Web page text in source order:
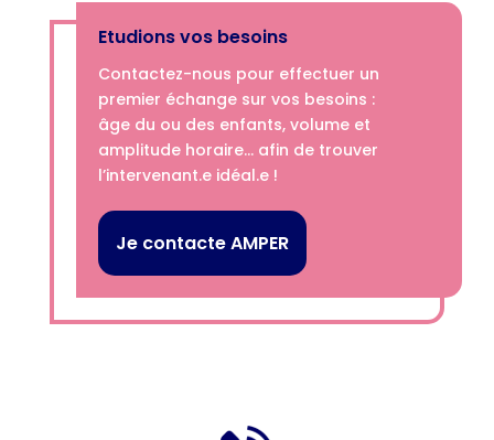
Etudions vos besoins
Contactez-nous pour effectuer un
premier échange sur vos besoins :
âge du ou des enfants, volume et
amplitude horaire… afin de trouver
l’intervenant.e idéal.e !
Je contacte AMPER